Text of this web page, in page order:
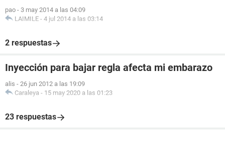
pao - 3 may 2014 a las 04:09
LAIMILE - 4 jul 2014 a las 03:14
2 respuestas
Inyección para bajar regla afecta mi embarazo
alis - 26 jun 2012 a las 19:09
Caraleya - 15 may 2020 a las 01:23
23 respuestas